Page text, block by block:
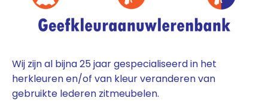
Wij zijn al bijna 25 jaar gespecialiseerd in het
herkleuren en/of van kleur veranderen van
gebruikte lederen zitmeubelen.